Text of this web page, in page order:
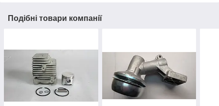
Подібні товари компанії